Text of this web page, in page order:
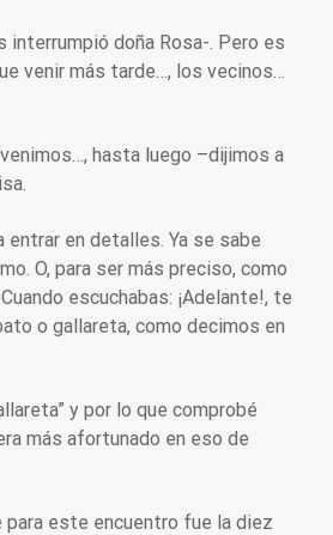
interrumpió doña Rosa-. Pero es
venir más tarde…, los vecinos…
hasta luego –dijimos a
entrar en detalles. Ya se sabe
O, para ser más preciso, como
escuchabas: ¡Adelante!, te
o gallareta, como decimos en
y por lo que comprobé
más afortunado en eso de
para este encuentro fue la diez